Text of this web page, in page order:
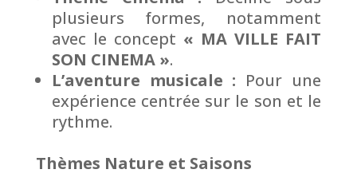
plusieurs formes, notamment
avec le concept « MA VILLE FAIT
SON CINEMA ».
L’aventure musicale : Pour une
expérience centrée sur le son et le
rythme.
Thèmes Nature et Saisons